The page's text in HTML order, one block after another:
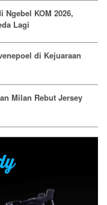
KOM 2026,
Lagi
di Kejuaraan
Milan Rebut Jersey